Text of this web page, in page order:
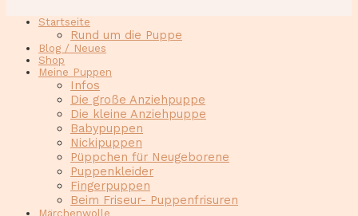
Startseite
Rund um die Puppe
Blog / Neues
Shop
Meine Puppen
Infos
Die große Anziehpuppe
Die kleine Anziehpuppe
Babypuppen
Nickipuppen
Püppchen für Neugeborene
Puppenkleider
Fingerpuppen
Beim Friseur- Puppenfrisuren
Märchenwolle